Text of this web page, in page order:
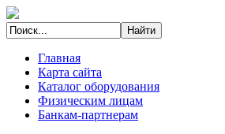
Главная
Карта сайта
Каталог оборудования
Физическим лицам
Банкам-партнерам